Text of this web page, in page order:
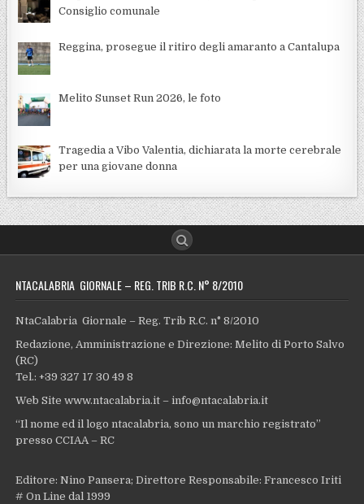
Consiglio comunale
Reggina, prosegue il ritiro degli amaranto a Cantalupa
Melito Sunset Run 2026, le foto
Tragedia a Vibo Valentia, dichiarata la morte cerebrale
per una giovane donna
NTACALABRIA GIORNALE – REG. TRIB R.C. N° 8/2010
NtaCalabria Giornale – Reg. Trib R.C. n° 8/2010
Redazione, Amministrazione e Direzione: Melito di Porto Salvo
(RC)
Tel.: +39 327 17 30 49 8
Web Site www.ntacalabria.it – info@ntacalabria.it
“Il nome ed il logo ntacalabria, sono un marchio registrato”
presso CCIAA – RC
Editore: Nino Pansera; Direttore Responsabile: Francesco Iriti
# On Line dal 1999